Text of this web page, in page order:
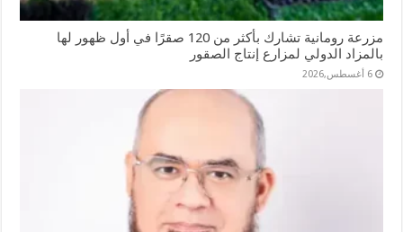
مزرعة رومانية تشارك بأكثر من 120 صقرًا في أول ظهور لها
بالمزاد الدولي لمزارع إنتاج الصقور
6 أغسطس,2026